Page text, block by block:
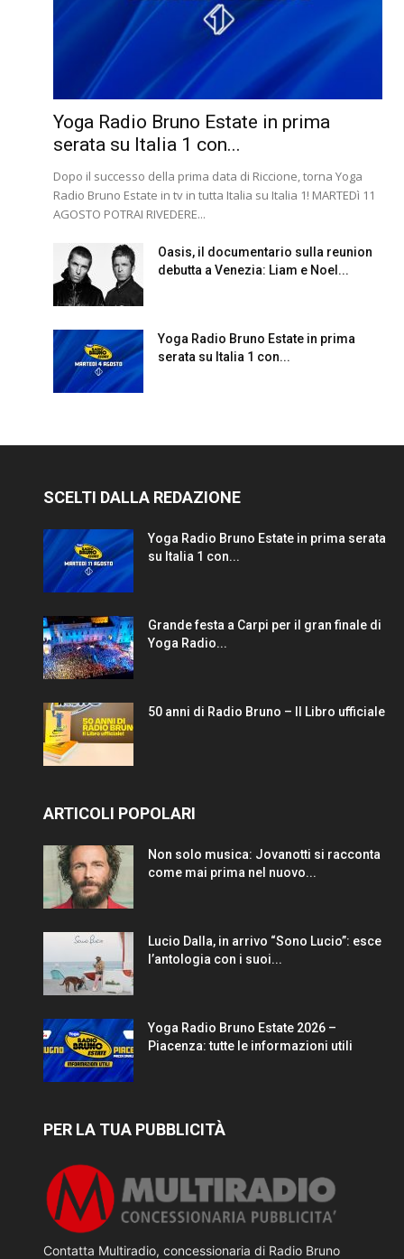
Yoga Radio Bruno Estate in prima
serata su Italia 1 con...
Dopo il successo della prima data di Riccione, torna Yoga
Radio Bruno Estate in tv in tutta Italia su Italia 1! MARTEDì 11
AGOSTO POTRAI RIVEDERE...
Oasis, il documentario sulla reunion
debutta a Venezia: Liam e Noel...
Yoga Radio Bruno Estate in prima
serata su Italia 1 con...
SCELTI DALLA REDAZIONE
Yoga Radio Bruno Estate in prima serata
su Italia 1 con...
Grande festa a Carpi per il gran finale di
Yoga Radio...
50 anni di Radio Bruno – Il Libro ufficiale
ARTICOLI POPOLARI
Non solo musica: Jovanotti si racconta
come mai prima nel nuovo...
Lucio Dalla, in arrivo “Sono Lucio”: esce
l’antologia con i suoi...
Yoga Radio Bruno Estate 2026 –
Piacenza: tutte le informazioni utili
PER LA TUA PUBBLICITÀ
Contatta Multiradio, concessionaria di Radio Bruno